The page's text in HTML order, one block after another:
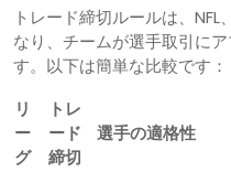
トレード締切ルールは、NFL
なり、チームが選手取引に
す。以下は簡単な比較です：
リ
ー
グ
トレ
ード
締切
選手の適格性